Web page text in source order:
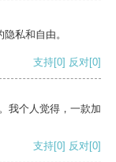
私和自由。
支持[0] 反对[0]
我个人觉得，一款加
支持[0] 反对[0]